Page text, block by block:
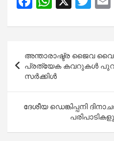
ce
o
o
k
at
A
p
p
tt
navigation
അന്താരാഷ്ട്ര ജൈവ
പ്രത്യേക കവറുകൾ
സർക്കിൾ
ദേശീയ ഡെങ്കിപ്പനി